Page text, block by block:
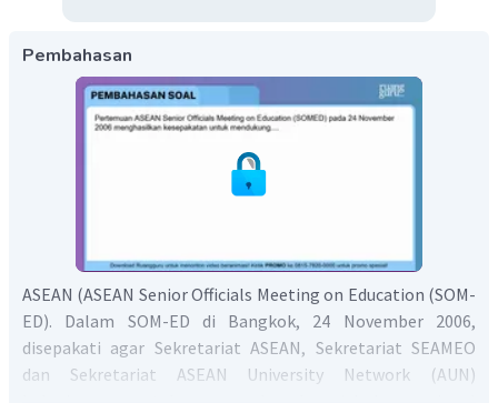
Pembahasan
ASEAN (ASEAN Senior Officials Meeting on Education (SOM-
ED). Dalam SOM-ED di Bangkok, 24 November 2006,
disepakati agar Sekretariat ASEAN, Sekretariat SEAMEO
dan Sekretariat ASEAN University Network (AUN)